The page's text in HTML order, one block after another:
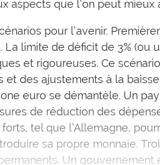
aspects que l’on peut
pour l’avenir.
La limite de déficit de 3% (ou
et rigoureuses. Ce
des ajustements à la
euro se démantèle. Un
de réduction des
tel que l’Allemagne,
sa propre monnaie.
Un